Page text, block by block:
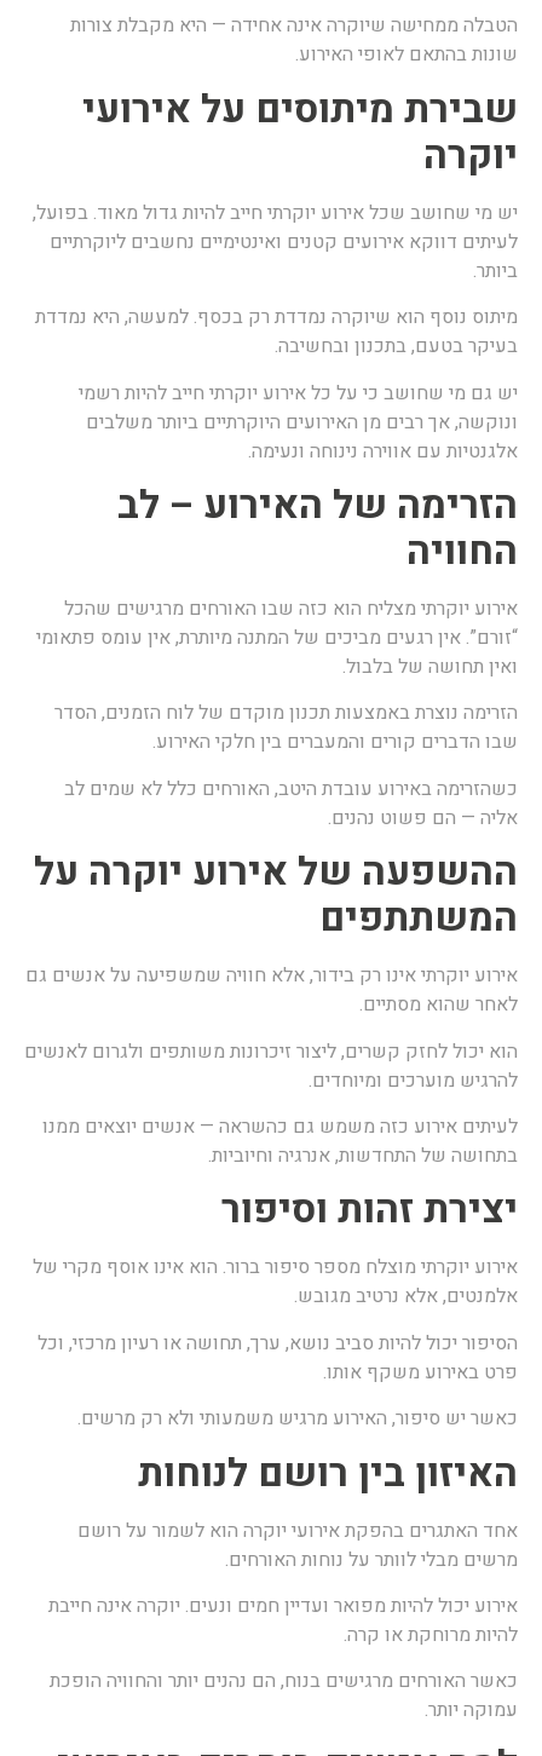
הטבלה ממחישה שיוקרה אינה אחידה — היא מקבלת צורות
שונות בהתאם לאופי האירוע.
שבירת מיתוסים על אירועי
יוקרה
יש מי שחושב שכל אירוע יוקרתי חייב להיות גדול מאוד. בפועל,
לעיתים דווקא אירועים קטנים ואינטימיים נחשבים ליוקרתיים
ביותר.
מיתוס נוסף הוא שיוקרה נמדדת רק בכסף. למעשה, היא נמדדת
בעיקר בטעם, בתכנון ובחשיבה.
יש גם מי שחושב כי על כל אירוע יוקרתי חייב להיות רשמי
ונוקשה, אך רבים מן האירועים היוקרתיים ביותר משלבים
אלגנטיות עם אווירה נינוחה ונעימה.
הזרימה של האירוע – לב
החוויה
אירוע יוקרתי מצליח הוא כזה שבו האורחים מרגישים שהכל
“זורם”. אין רגעים מביכים של המתנה מיותרת, אין עומס פתאומי
ואין תחושה של בלבול.
הזרימה נוצרת באמצעות תכנון מוקדם של לוח הזמנים, הסדר
שבו הדברים קורים והמעברים בין חלקי האירוע.
כשהזרימה באירוע עובדת היטב, האורחים כלל לא שמים לב
אליה — הם פשוט נהנים.
ההשפעה של אירוע יוקרה על
המשתתפים
אירוע יוקרתי אינו רק בידור, אלא חוויה שמשפיעה על אנשים גם
לאחר שהוא מסתיים.
הוא יכול לחזק קשרים, ליצור זיכרונות משותפים ולגרום לאנשים
להרגיש מוערכים ומיוחדים.
לעיתים אירוע כזה משמש גם כהשראה — אנשים יוצאים ממנו
בתחושה של התחדשות, אנרגיה וחיוביות.
יצירת זהות וסיפור
אירוע יוקרתי מוצלח מספר סיפור ברור. הוא אינו אוסף מקרי של
אלמנטים, אלא נרטיב מגובש.
הסיפור יכול להיות סביב נושא, ערך, תחושה או רעיון מרכזי, וכל
פרט באירוע משקף אותו.
כאשר יש סיפור, האירוע מרגיש משמעותי ולא רק מרשים.
האיזון בין רושם לנוחות
אחד האתגרים בהפקת אירועי יוקרה הוא לשמור על רושם
מרשים מבלי לוותר על נוחות האורחים.
אירוע יכול להיות מפואר ועדיין חמים ונעים. יוקרה אינה חייבת
להיות מרוחקת או קרה.
כאשר האורחים מרגישים בנוח, הם נהנים יותר והחוויה הופכת
עמוקה יותר.